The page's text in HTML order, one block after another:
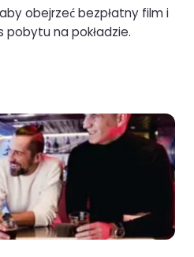
obejrzeć bezpłatny film i
pobytu na pokładzie.